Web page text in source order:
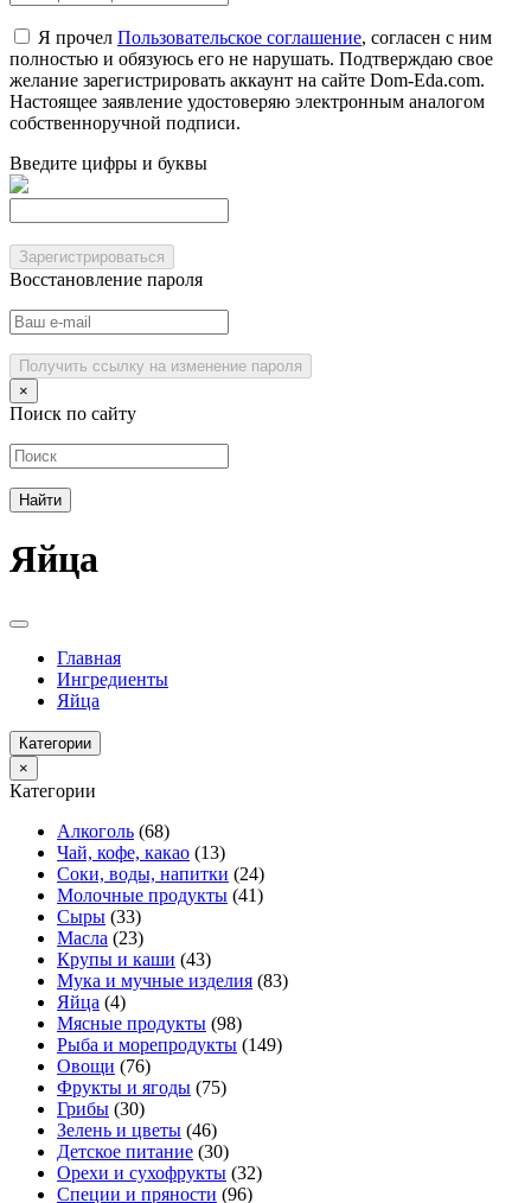
Я прочел Пользовательское соглашение, согласен с ним
полностью и обязуюсь его не нарушать. Подтверждаю свое
желание зарегистрировать аккаунт на сайте Dom-Eda.com.
Настоящее заявление удостоверяю электронным аналогом
собственноручной подписи.
Введите цифры и буквы
Зарегистрироваться
Восстановление пароля
Получить ссылку на изменение пароля
×
Поиск по сайту
Яйца
Главная
Ингредиенты
Яйца
Категории
×
Категории
Алкоголь (68)
Чай, кофе, какао (13)
Соки, воды, напитки (24)
Молочные продукты (41)
Сыры (33)
Масла (23)
Крупы и каши (43)
Мука и мучные изделия (83)
Яйца (4)
Мясные продукты (98)
Рыба и морепродукты (149)
Овощи (76)
Фрукты и ягоды (75)
Грибы (30)
Зелень и цветы (46)
Детское питание (30)
Орехи и сухофрукты (32)
Специи и пряности (96)